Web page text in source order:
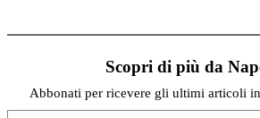
Scopri di più da
Abbonati per ricevere gli ultimi articoli
Digita la tua e-mail...